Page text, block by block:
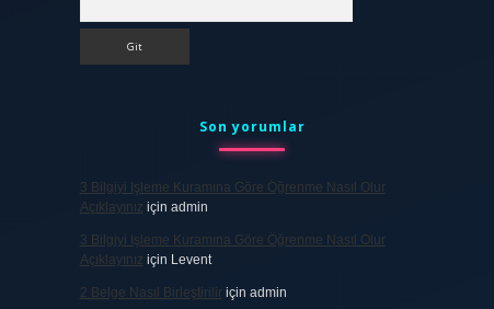
Son yorumlar
3 Bilgiyi Işleme Kuramına Göre Öğrenme Nasıl Olur
Açıklayınız için admin
3 Bilgiyi Işleme Kuramına Göre Öğrenme Nasıl Olur
Açıklayınız için Levent
2 Belge Nasıl Birleştiriliriçin admin